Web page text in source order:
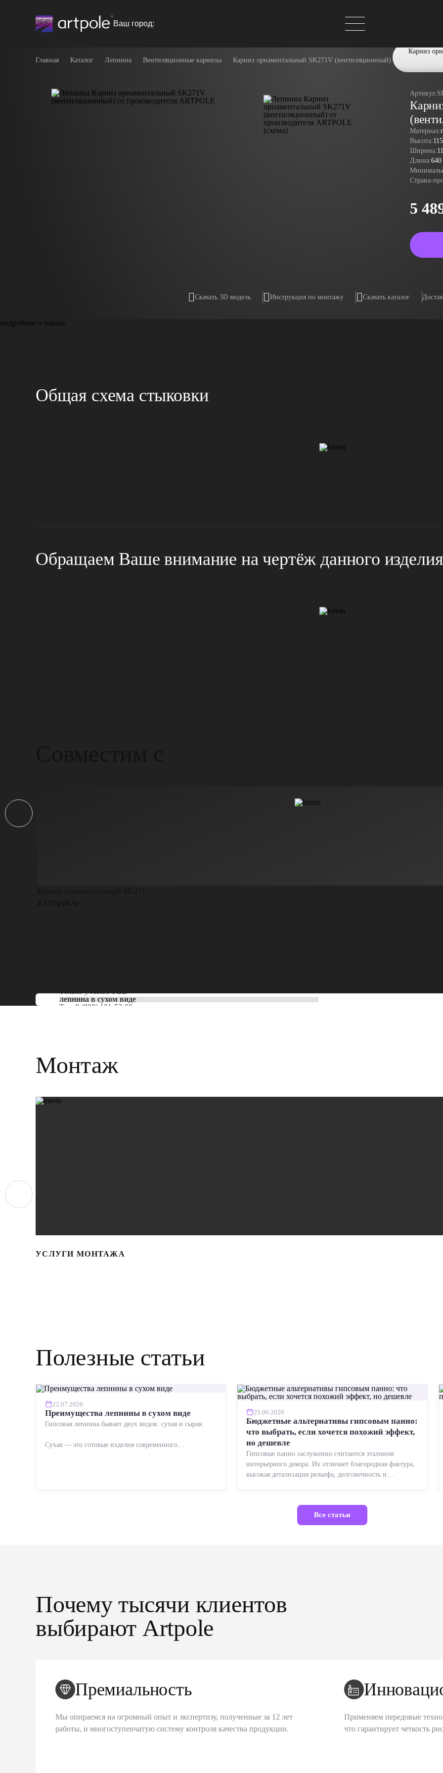
Ваш город:
Главная Каталог Лепнина Вентиляционные карнизы Карниз орнаментальный SK271V (вентиляционный)
Артикул:
Материал:
Высота:
Ширина:
Длина:
Страна-
5
Карниз
Скачать 3D модель Инструкция по монтажу Скачать каталог
подробнее о товаре
Общая схема стыковки
Обращаем Ваше внимание на чертёж данного изделия
Только уARTPOLE
лепнина в сухом виде
Тел: 8 (800) 101-53-00
Монтаж
УСЛУГИ МОНТАЖА
Полезные статьи
22.07.2026
Преимущества лепнины в сухом виде
Гипсовая лепнина бывает двух видов: сухая и сырая.
Сухая — это готовые изделия современного
25.06.2026
Бюджетные альтернативы гипсовым панно:
что выбрать, если хочется похожий эффект,
но дешевле
Гипсовые панно заслуженно считаются эталоном
интерьерного декора. Их отличает благородная фактура,
высокая детализация рельефа, долговечность и
Все статьи
Почему тысячи клиентов
выбирают Artpole
Премиальность
Мы опираемся на огромный опыт и экспертизу, полученные за 12 лет
работы, и многоступенчатую систему контроля качества продукции.
Применяем передовые
что гарантирует четкость